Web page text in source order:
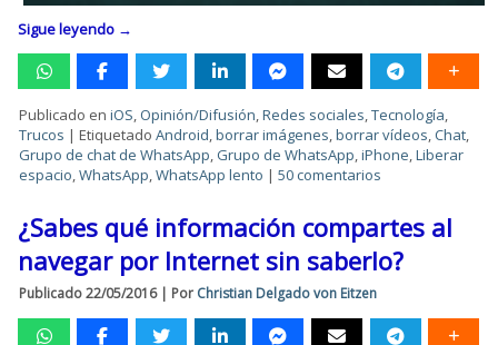
Sigue leyendo →
Publicado en iOS, Opinión/Difusión,Redes sociales,Tecnología,
Trucos |Etiquetado Android,borrar imágenes,borrar vídeos,Chat,
Grupo de chat de WhatsApp, Grupo de WhatsApp,iPhone,Liberar
espacio,WhatsApp,WhatsApp lento |50 comentarios
¿Sabes qué información compartes al
navegar por Internet sin saberlo?
Publicado 22/05/2016| Por Christian Delgado von Eitzen